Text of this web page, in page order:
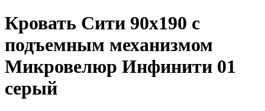
Кровать Сити 90х190 с
подъемным механизмом
Микровелюр Инфинити 01
серый